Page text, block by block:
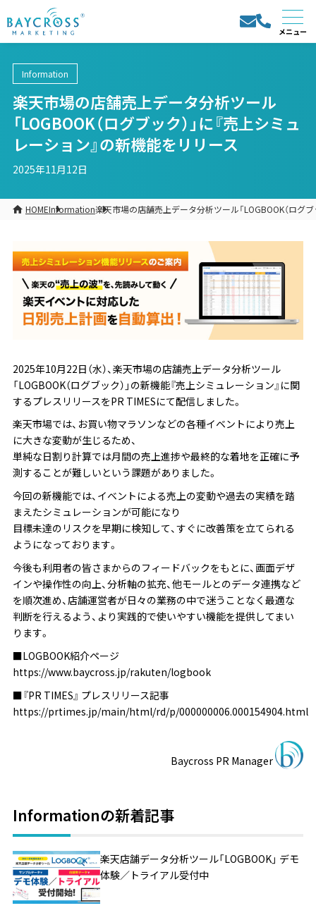
Information
楽天市場の店舗売上データ分析ツール
「LOGBOOK（ログブック）」に『売上シミュ
レーション』の新機能をリリース
2025年11月12日
HOMEInformation楽天市場の店舗売上データ分析ツール「LOGBOOK（ログ
2025年10月22日（水）、楽天市場の店舗売上データ分析ツール
「LOGBOOK（ログブック）」の新機能『売上シミュレーション』に関
するプレスリリースをPR TIMESにて配信しました。
楽天市場では、お買い物マラソンなどの各種イベントにより売上
に大きな変動が生じるため、
単純な日割り計算では月間の売上進捗や最終的な着地を正確に予
測することが難しいという課題がありました。
今回の新機能では、イベントによる売上の変動や過去の実績を踏
まえたシミュレーションが可能になり
目標未達のリスクを早期に検知して、すぐに改善策を立てられる
ようになっております。
今後も利用者の皆さまからのフィードバックをもとに、画面デザ
インや操作性の向上、分析軸の拡充、他モールとのデータ連携など
を順次進め、店舗運営者が日々の業務の中で迷うことなく最適な
判断を行えるよう、より実践的で使いやすい機能を提供してまい
ります。
■LOGBOOK紹介ページ
https://www.baycross.jp/rakuten/logbook
■『PR TIMES』 プレスリリース記事
https://prtimes.jp/main/html/rd/p/000000006.000154904.html
Baycross PR Manager
Informationの新着記事
楽天店舗データ分析ツール「LOGBOOK」 デモ
体験／トライアル受付中